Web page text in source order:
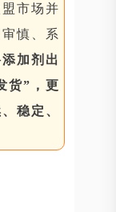
市场并
慎、系
加剂出
货”，更
稳定、